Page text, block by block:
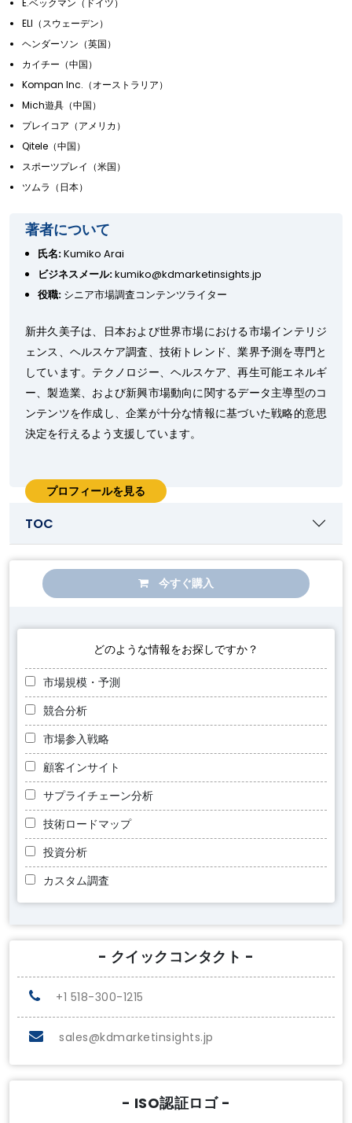
E.ベックマン（ドイツ）
ELI（スウェーデン）
ヘンダーソン（英国）
カイチー（中国）
Kompan Inc.（オーストラリア）
Mich遊具（中国）
プレイコア（アメリカ）
Qitele（中国）
スポーツプレイ（米国）
ツムラ（日本）
著者について
氏名:Kumiko Arai
ビジネスメール:kumiko@kdmarketinsights.jp
役職: シニア市場調査コンテンツライター
新井久美子は、日本および世界市場における市場インテリジ
ェンス、ヘルスケア調査、技術トレンド、業界予測を専門と
しています。テクノロジー、ヘルスケア、再生可能エネルギ
ー、製造業、および新興市場動向に関するデータ主導型のコ
ンテンツを作成し、企業が十分な情報に基づいた戦略的意思
決定を行えるよう支援しています。
プロフィールを見る
TOC
今すぐ購入
どのような情報をお探しですか？
市場規模・予測
競合分析
市場参入戦略
顧客インサイト
サプライチェーン分析
技術ロードマップ
投資分析
カスタム調査
- クイックコンタクト -
+1 518-300-1215
sales@kdmarketinsights.jp
- ISO認証ロゴ -